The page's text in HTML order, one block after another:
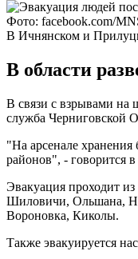
Фото: facebook.com/
В Ичнянском и
В области
В связи с взрывами на
служба Черниговской
"На арсенале
районов", - говорится
Эвакуация проходит
Шиловичи, Ольшана,
Вороновка, Киколы.
Также эвакуируется